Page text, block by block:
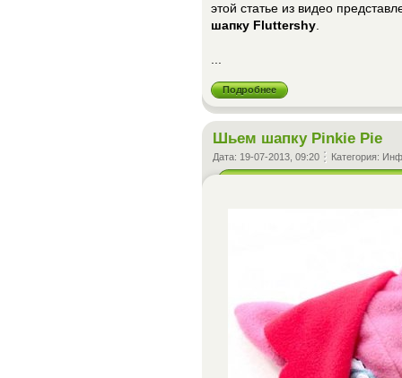
этой статье из видео
шапку Fluttershy.
...
Подробнее
Шьем шапку Pinkie Pie
Дата: 19-07-2013, 09:20 Категория: